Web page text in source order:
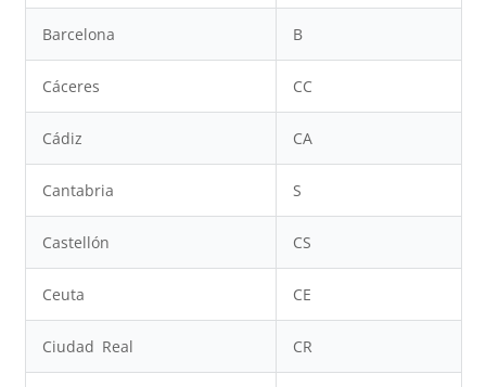
Barcelona B
Cáceres CC
Cádiz CA
Cantabria S
Castellón CS
Ceuta CE
Ciudad Real CR